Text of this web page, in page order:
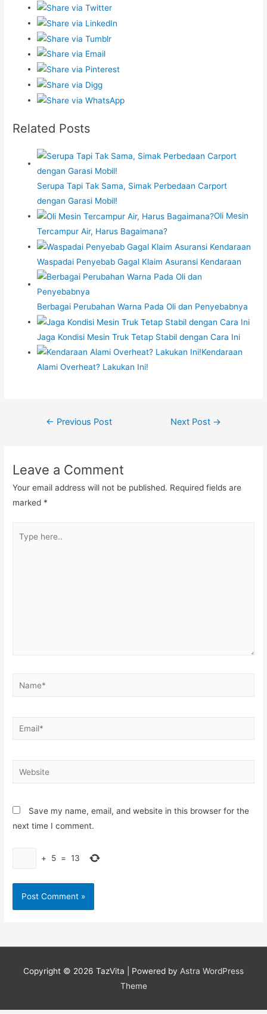
Related Posts
Serupa Tapi Tak Sama, Simak Perbedaan Carport
dengan Garasi Mobil!
Oli Mesin
Tercampur Air, Harus Bagaimana?
Waspadai Penyebab Gagal Klaim Asuransi Kendaraan
Berbagai Perubahan Warna Pada Oli dan Penyebabnya
Jaga Kondisi Mesin Truk Tetap Stabil dengan Cara Ini
Kendaraan
Alami Overheat? Lakukan Ini!
Post
← Previous Post Next Post →
Leave a Comment
Your email address will not be published. Required fields are
marked *
here..
Name*
Email*
Website
Save my name, email, and website in this browser for the
next time I comment.
+ 5 = 13
Copyright © 2026 TazVita | Powered by Astra WordPress
Theme